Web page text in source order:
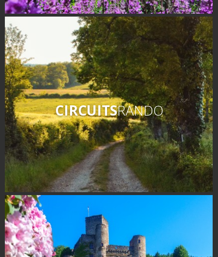
Les visites accompagnées
L'espace Georges Rouquier
à Goutrens
Nos Campagnes Autrefois à
Goutrens
Le musée de la forge à
Belcastel
Artistes et artisans d'art
La gastronomie
locale
La chataîgne
Les vignes
Les marchés et foires
Nos producteurs
Recettes et produits locaux
Flâner à moins de
cent kilomètres
CIRCUITSRANDO